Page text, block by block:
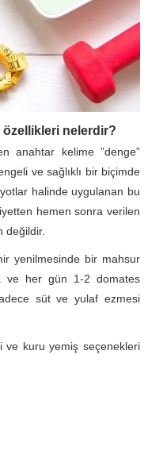
özellikleri nelerdir?
anahtar kelime ”denge”
ve sağlıklı bir biçimde
halinde uygulanan bu
hemen sonra verilen
değildir.
yenilmesinde bir mahsur
ve her gün 1-2 domates
süt ve yulaf ezmesi
ve kuru yemiş seçenekleri